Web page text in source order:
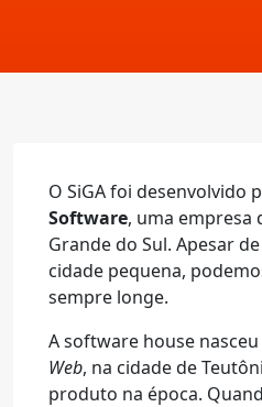
O SiGA foi desenvolvido
Software, uma empresa
Grande do Sul. Apesar
cidade pequena,
sempre longe.
A software house
Web, na cidade de
produto na época.